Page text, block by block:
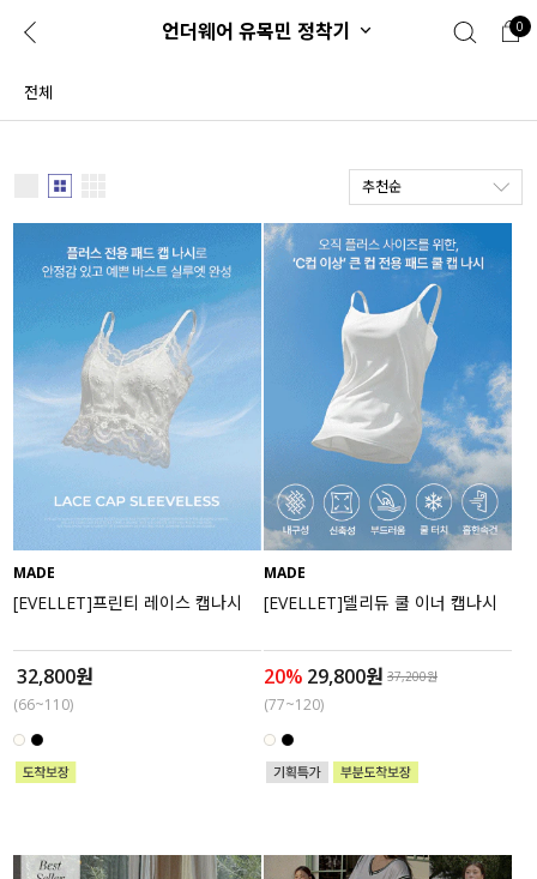
로그인 1초 회원가입 0
JP
회원혜택 입
CATEGORY COMMUNITY
인플루언서 pick!
신상 5%
MADE
세트할인 ~30%
살안타템
110사이즈
티셔츠
익스클루시브
아우터
니트
블라우스
스커트
언더웨어
언더웨어 유목민 정착기 0
전체
추천순
MADE
[EVELLET]프린티 레이스 캡나시
32,800원
(66~110)
MADE
[EVELLET]델리듀 쿨 이너 캡나시
20% 29,800원 37,200원
(77~120)